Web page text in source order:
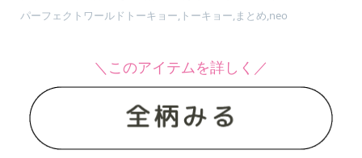
パーフェクトワールドトーキョー,トーキョー,まとめ,neo
＼このアイテムを詳しく／